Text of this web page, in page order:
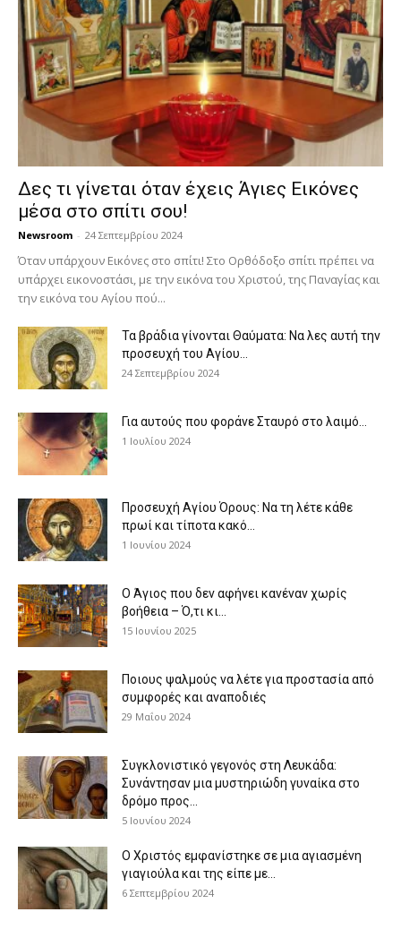
Δες τι γίνεται όταν έχεις Άγιες Εικόνες
μέσα στο σπίτι σου!
Newsroom - 24 Σεπτεμβρίου 2024
Όταν υπάρχουν Εικόνες στο σπίτι! Στο Ορθόδοξο σπίτι πρέπει να
υπάρχει εικονοστάσι, με την εικόνα του Χριστού, της Παν­αγίας και
την εικόνα του Αγίου πού...
Τα βράδια γίνονται Θαύματα: Να λες αυτή την
προσευχή του Αγίου...
24 Σεπτεμβρίου 2024
Για αυτούς που φοράνε Σταυρό στο λαιμό…
1 Ιουλίου 2024
Προσευχή Αγίου Όρους: Να τη λέτε κάθε
πρωί και τίποτα κακό...
1 Ιουνίου 2024
Ο Άγιος που δεν αφήνει κανέναν χωρίς
βοήθεια – Ό,τι κι...
15 Ιουνίου 2025
Ποιους ψαλμούς να λέτε για προστασία από
συμφορές και αναποδιές
29 Μαΐου 2024
Συγκλονιστικό γεγονός στη Λευκάδα:
Συνάντησαν μια μυστηριώδη γυναίκα στο
δρόμο προς...
5 Ιουνίου 2024
Ο Χριστός εμφανίστηκε σε μια αγιασμένη
γιαγιούλα και της είπε με...
6 Σεπτεμβρίου 2024